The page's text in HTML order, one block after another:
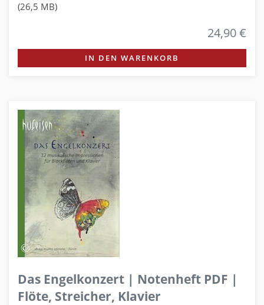
(26,5 MB)
24,90 €
IN DEN WARENKORB
Das Engelkonzert | Notenheft PDF |
Flöte, Streicher, Klavier